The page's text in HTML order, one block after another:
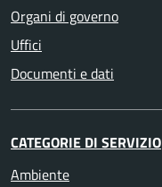
Organi di governo
Uffici
Documenti e dati
CATEGORIE DI SERVIZIO
Ambiente